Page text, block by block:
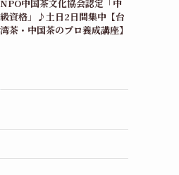
NPO中国茶文化協会認定「中
級資格」♪土日2日間集中【台
湾茶・中国茶のプロ養成講座】